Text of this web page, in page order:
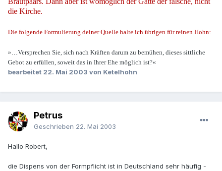
die Kirche.
Die folgende Formulierung deiner Quelle halte ich übrigen für reinen Hohn:
»…Versprechen Sie, sich nach Kräften darum zu bemühen, dieses sittliche
Gebot zu erfüllen, soweit das in Ihrer Ehe möglich ist?«
bearbeitet 22. Mai 2003 von Ketelhohn
Petrus
Geschrieben 22. Mai 2003
Hallo Robert,
die Dispens von der Formpflicht ist in Deutschland sehr häufig -